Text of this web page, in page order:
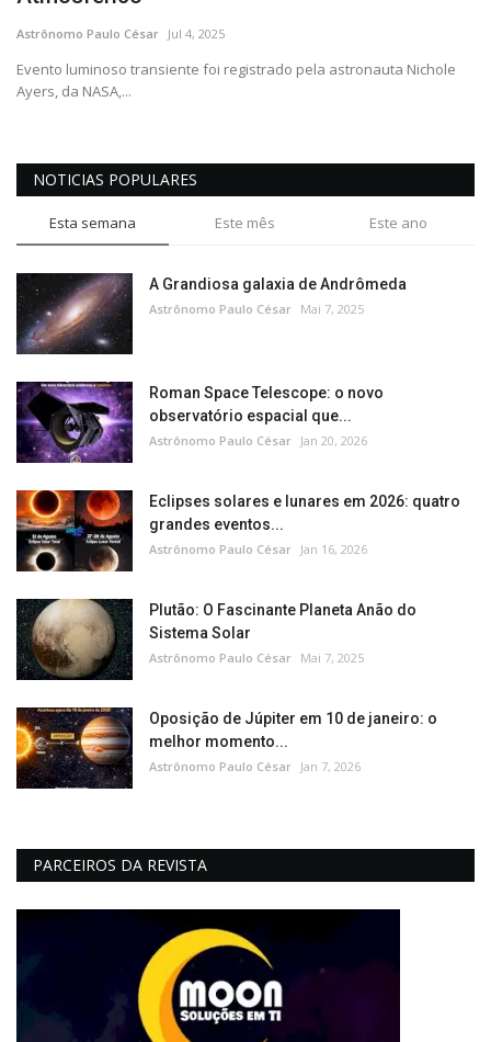
Astrônomo Paulo César Jul 4, 2025
Evento luminoso transiente foi registrado pela astronauta Nichole
Ayers, da NASA,...
NOTICIAS POPULARES
Esta semana Este mês Este ano
A Grandiosa galaxia de Andrômeda
Astrônomo Paulo César Mai 7, 2025
Roman Space Telescope: o novo
observatório espacial que...
Astrônomo Paulo César Jan 20, 2026
Eclipses solares e lunares em 2026: quatro
grandes eventos...
Astrônomo Paulo César Jan 16, 2026
Plutão: O Fascinante Planeta Anão do
Sistema Solar
Astrônomo Paulo César Mai 7, 2025
Oposição de Júpiter em 10 de janeiro: o
melhor momento...
Astrônomo Paulo César Jan 7, 2026
PARCEIROS DA REVISTA